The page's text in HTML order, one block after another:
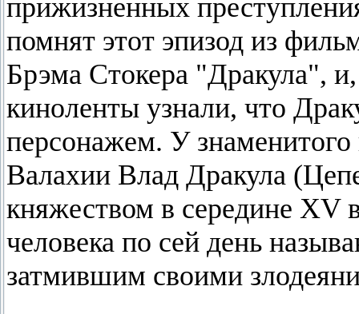
прижизненных
помнят этот эпизод из
Брэма Стокера "Дракула",
киноленты узнали, что
персонажем. У знаменитого
Валахии Влад Дракула
княжеством в середине XV
человека по сей день
затмившим своими